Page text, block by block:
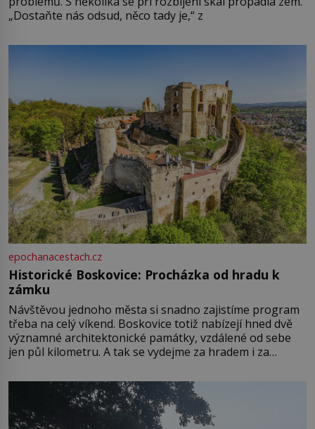
„Dostaňte nás odsud, něco tady je,“ z
epochanacestach.cz
Historické Boskovice: Procházka od hradu k
zámku
Návštěvou jednoho města si snadno zajistíme program
třeba na celý víkend. Boskovice totiž nabízejí hned dvě
významné architektonické památky, vzdálené od sebe
jen půl kilometru. A tak se vydejme za hradem i za
Boskovice na okraji Drahanské vrchoviny vznikla někdy
ve13. století, a už v roce 1313 kronikáři zaznamenali